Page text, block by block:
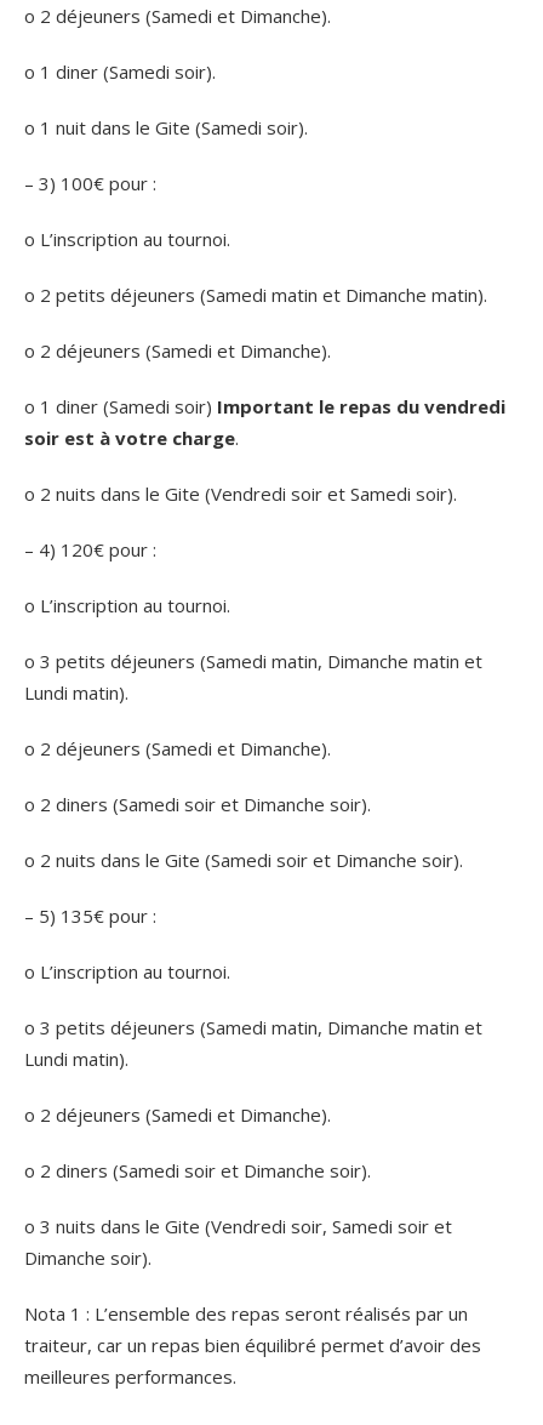
o 2 déjeuners (Samedi et Dimanche).
o 1 diner (Samedi soir).
o 1 nuit dans le Gite (Samedi soir).
– 3) 100€ pour :
o L’inscription au tournoi.
o 2 petits déjeuners (Samedi matin et Dimanche matin).
o 2 déjeuners (Samedi et Dimanche).
o 1 diner (Samedi soir) Important le repas du vendredi
soir est à votre charge.
o 2 nuits dans le Gite (Vendredi soir et Samedi soir).
– 4) 120€ pour :
o L’inscription au tournoi.
o 3 petits déjeuners (Samedi matin, Dimanche matin et
Lundi matin).
o 2 déjeuners (Samedi et Dimanche).
o 2 diners (Samedi soir et Dimanche soir).
o 2 nuits dans le Gite (Samedi soir et Dimanche soir).
– 5) 135€ pour :
o L’inscription au tournoi.
o 3 petits déjeuners (Samedi matin, Dimanche matin et
Lundi matin).
o 2 déjeuners (Samedi et Dimanche).
o 2 diners (Samedi soir et Dimanche soir).
o 3 nuits dans le Gite (Vendredi soir, Samedi soir et
Dimanche soir).
Nota 1 : L’ensemble des repas seront réalisés par un
traiteur, car un repas bien équilibré permet d’avoir des
meilleures performances.